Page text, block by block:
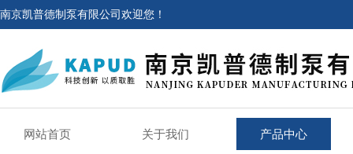
南京凯普德制泵有限公司欢迎您！
网站首页 关于我们 产品中心